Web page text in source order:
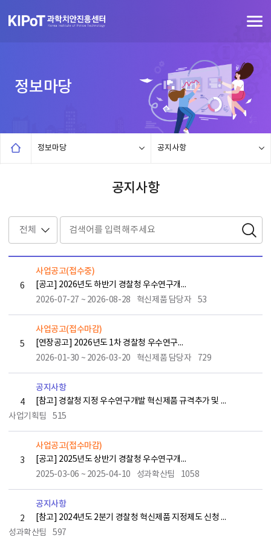
정보마당
정보마당 공지사항
공지사항
6
사업공고(접수중)
[공고] 2026년도 하반기 경찰청 우수연구개발 혁신제품 지정 계획 공고(7.27(월) ~ 8.28(금) 18시)
2026-07-27 ~ 2026-08-28
혁신제품 담당자 53
5
사업공고(접수마감)
[연장공고] 2026년도 1차 경찰청 우수연구개발 혁신제품 지정 계획 연장 공고(1.30(금) ~ 3.20(금) 18시)
2026-01-30 ~ 2026-03-20
혁신제품 담당자 729
4
공지사항
[참고] 경찰청 지정 우수연구개발 혁신제품 규격추가 및 변경 신청 절차 안내
사업기획팀
515
3
사업공고(접수마감)
[공고] 2025년도 상반기 경찰청 우수연구개발 혁신제품 지정 계획 공고(3.10(월) ~ 4.10(목) 16시)
2025-03-06 ~ 2025-04-10
성과확산팀 1058
2
공지사항
[참고] 2024년도 2분기 경찰청 혁신제품 지정제도 신청 필수서류 등 참고자료
성과확산팀
597